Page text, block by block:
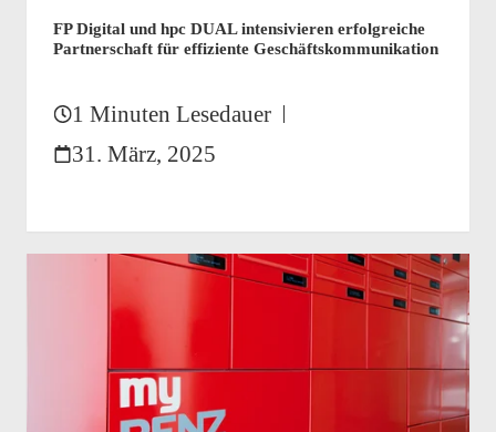
FP Digital und hpc DUAL intensivieren erfolgreiche
Partnerschaft für effiziente Geschäftskommunikation
1 Minuten Lesedauer
31. März, 2025